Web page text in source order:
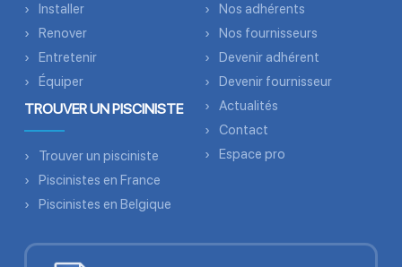
Installer
Renover
Entretenir
Équiper
TROUVER UN PISCINISTE
Trouver un pisciniste
Piscinistes en France
Piscinistes en Belgique
Nos adhérents
Nos fournisseurs
Devenir adhérent
Devenir fournisseur
Actualités
Contact
Espace pro